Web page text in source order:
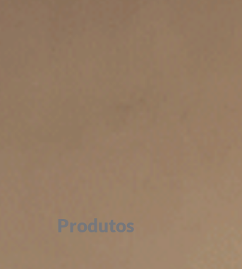
Produtos